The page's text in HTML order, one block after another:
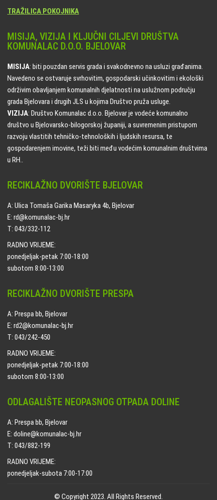
TRAŽILICA POKOJNIKA
MISIJA, VIZIJA I KLJUČNI CILJEVI DRUŠTVA
KOMUNALAC D.O.O. BJELOVAR
MISIJA: biti pouzdan servis grada i svakodnevno na usluzi građanima.
Navedeno se ostvaruje svrhovitim, gospodarski učinkovitim i ekološki
održivim obavljanjem komunalnih djelatnosti na uslužnom području
grada Bjelovara i drugih JLS u kojima Društvo pruža usluge.
VIZIJA: Društvo Komunalac d.o.o. Bjelovar je vodeće komunalno
društvo u Bjelovarsko-bilogorskoj županiji, a suvremenim pristupom
razvoju vlastitih tehničko-tehnoloških i ljudskih resursa, te
gospodarenjem imovine, teži biti među vodećim komunalnim društvima
u RH..
RECIKLAŽNO DVORIŠTE BJELOVAR
A: Ulica Tomaša Garika Masaryka 4b, Bjelovar
E: rd@komunalac-bj.hr
T: 043/332-112
RADNO VRIJEME:
ponedjeljak-petak 7:00-18:00
subotom 8:00-13:00
RECIKLAŽNO DVORIŠTE PRESPA
A: Prespa bb, Bjelovar
E: rd2@komunalac-bj.hr
T: 043/242-450
RADNO VRIJEME:
ponedjeljak-petak 7:00-18:00
subotom 8:00-13:00
ODLAGALIŠTE NEOPASNOG OTPADA DOLINE
A: Prespa bb, Bjelovar
E: doline@komunalac-bj.hr
T: 043/882-199
RADNO VRIJEME:
ponedjeljak-subota 7:00-17:00
© Copyright 2023. All Rights Reserved.